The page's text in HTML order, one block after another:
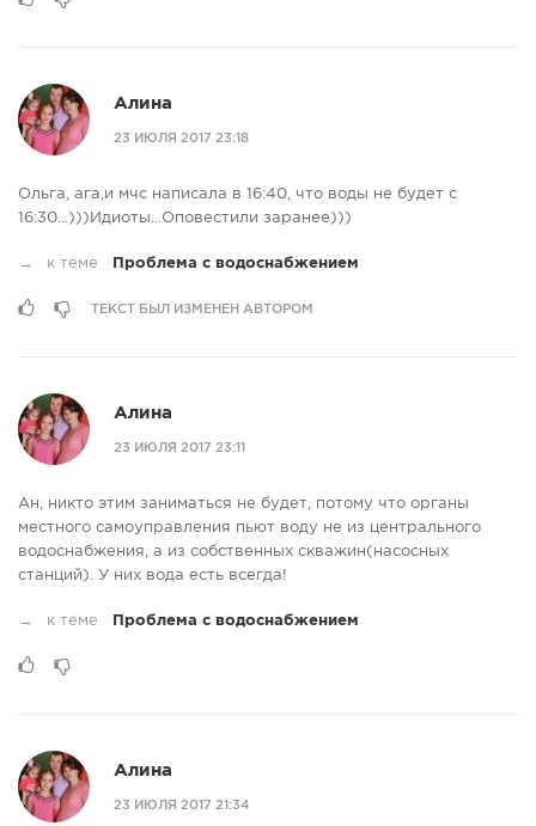
Алина
23 ИЮЛЯ 2017 23:18
Ольга, ага,и мчс написала в 16:40, что воды не будет с
16:30...)))Идиоты...Оповестили заранее)))
→ к теме Проблема с водоснабжением
ТЕКСТ БЫЛ ИЗМЕНЕН АВТОРОМ
Алина
23 ИЮЛЯ 2017 23:11
Ан, никто этим заниматься не будет, потому что органы
местного самоуправления пьют воду не из центрального
водоснабжения, а из собственных скважин(насосных
станций). У них вода есть всегда!
→ к теме Проблема с водоснабжением
Алина
23 ИЮЛЯ 2017 21:34